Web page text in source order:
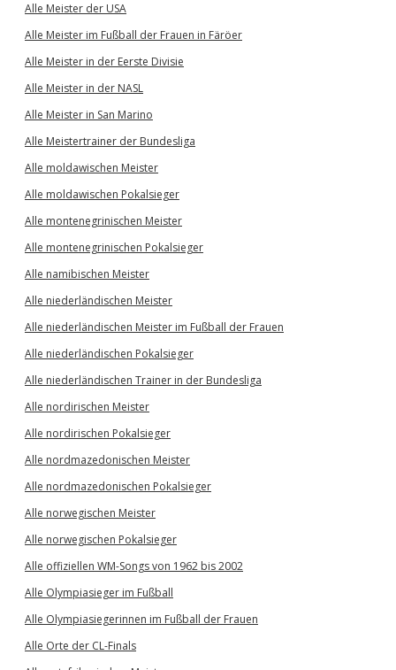
Alle Meister der USA
Alle Meister im Fußball der Frauen in Färöer
Alle Meister in der Eerste Divisie
Alle Meister in der NASL
Alle Meister in San Marino
Alle Meistertrainer der Bundesliga
Alle moldawischen Meister
Alle moldawischen Pokalsieger
Alle montenegrinischen Meister
Alle montenegrinischen Pokalsieger
Alle namibischen Meister
Alle niederländischen Meister
Alle niederländischen Meister im Fußball der Frauen
Alle niederländischen Pokalsieger
Alle niederländischen Trainer in der Bundesliga
Alle nordirischen Meister
Alle nordirischen Pokalsieger
Alle nordmazedonischen Meister
Alle nordmazedonischen Pokalsieger
Alle norwegischen Meister
Alle norwegischen Pokalsieger
Alle offiziellen WM-Songs von 1962 bis 2002
Alle Olympiasieger im Fußball
Alle Olympiasiegerinnen im Fußball der Frauen
Alle Orte der CL-Finals